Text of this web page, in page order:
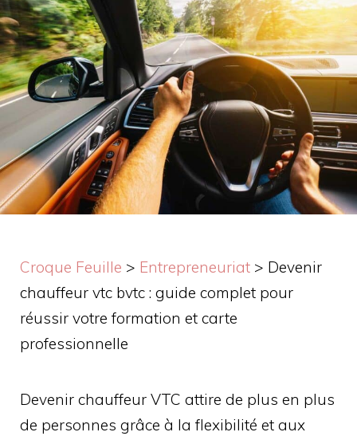
Croque Feuille > Entrepreneuriat > Devenir
chauffeur vtc bvtc : guide complet pour
réussir votre formation et carte
professionnelle
Devenir chauffeur VTC attire de plus en plus
de personnes grâce à la flexibilité et aux